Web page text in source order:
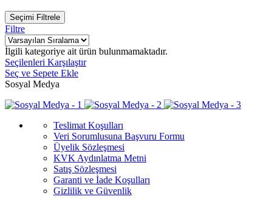
Seçimi Filtrele
Filtre
İlgili kategoriye ait ürün bulunmamaktadır.
Seçilenleri Karşılaştır
Seç ve Sepete Ekle
Sosyal Medya
Teslimat Koşulları
Veri Sorumlusuna Başvuru Formu
Üyelik Sözleşmesi
KVK Aydınlatma Metni
Satış Sözleşmesi
Garanti ve İade Koşulları
Gizlilik ve Güvenlik